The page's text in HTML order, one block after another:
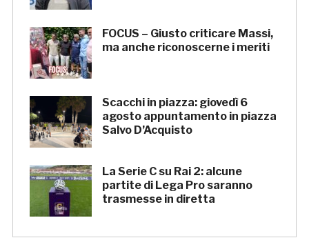
FOCUS – Giusto criticare Massi,
ma anche riconoscerne i meriti
Scacchi in piazza: giovedì 6
agosto appuntamento in piazza
Salvo D’Acquisto
La Serie C su Rai 2: alcune
partite di Lega Pro saranno
trasmesse in diretta